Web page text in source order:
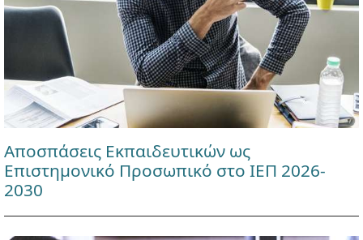
Αποσπάσεις Εκπαιδευτικών ως
Επιστημονικό Προσωπικό στο ΙΕΠ 2026-
2030